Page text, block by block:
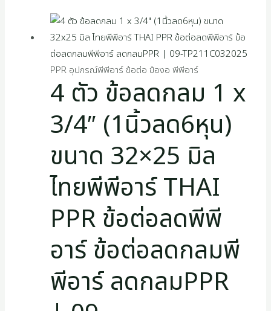
PPR อุปกรณ์พีพีอาร์ ข้อต่อ ข้องอ พีพีอาร์
4 ตัว ข้อลดกลม 1 x
3/4″ (1นิ้วลด6หุน)
ขนาด 32×25 มิล
ไทยพีพีอาร์ THAI
PPR ข้อต่อลดพีพี
อาร์ ข้อต่อลดกลมพี
พีอาร์ ลดกลมPPR